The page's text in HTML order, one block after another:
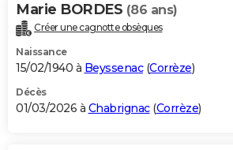
Marie BORDES (86 ans)
Créer une cagnotte obsèques
Naissance
15/02/1940 à Beyssenac(Corrèze)
Décès
01/03/2026 à Chabrignac(Corrèze)